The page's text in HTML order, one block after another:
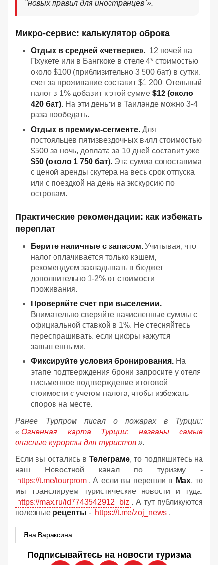
"новых правил для иностранцев"».
Микро-сервис: калькулятор оброка
Отдых в средней «четверке». 12 ночей на
Пхукете или в Бангкоке в отеле 4* стоимостью
около $100 (приблизительно 3 500 бат) в сутки,
счет за проживание составит $1 200. Отельный
налог в 1% добавит к этой сумме $12 (около
420 бат). На эти деньги в Таиланде можно 3-4
раза пообедать.
Отдых в премиум-сегменте. Для
постояльцев пятизвездочных вилл стоимостью
$500 за ночь, доплата за 10 дней составит уже
$50 (около 1 750 бат). Эта сумма сопоставима
с ценой аренды скутера на весь срок отпуска
или с поездкой на день на экскурсию по
островам.
Практические рекомендации: как избежать
переплат
Берите наличные с запасом. Учитывая, что
налог оплачивается только кэшем,
рекомендуем закладывать в бюджет
дополнительно 1-2% от стоимости
проживания.
Проверяйте счет при выселении.
Внимательно сверяйте начисленные суммы с
официальной ставкой в 1%. Не стесняйтесь
переспрашивать, если цифры кажутся
завышенными.
Фиксируйте условия бронирования. На
этапе подтверждения брони запросите у отеля
письменное подтверждение итоговой
стоимости с учетом налога, чтобы избежать
споров на месте.
Ранее Турпром писал о пожарах в Турции:
« Огненная карта Турции: названы самые
опасные курорты для туристов ».
Если вы остались в Телеграме, то подпишитесь на
наш Новостной канал по туризму -
https://t.me/tourprom . А если вы перешли в Мах, то
мы транслируем туристические новости и туда:
https://max.ru/id7743542912_biz . А тут публикуются
полезные рецепты - https://t.me/zoj_news .
Яна Вараксина
Подписывайтесь на новости туризма